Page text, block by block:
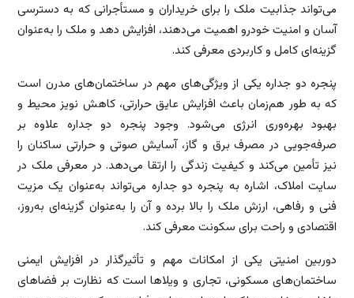
می‌تواند جذابیت ملک را برای خریداران و مستأجرانی که به دسترسی
آسان و امنیت خودرو اهمیت می‌دهند، افزایش دهد و ملک را به‌عنوان
گزینه‌ای کامل و کاربردی معرفی کند.
پنجره دو جداره یکی از ویژگی‌های مهم در ساختمان‌های مدرن است
که به طور هم‌زمان باعث افزایش عایق حرارتی، کاهش نویز محیط و
بهبود بهره‌وری انرژی می‌شود. وجود پنجره دو جداره علاوه بر
صرفه‌جویی در مصرف برق و گاز، آسایش صوتی و حرارتی ساکنان را
نیز تأمین می‌کند و کیفیت زندگی را ارتقا می‌دهد. در معرفی ملک در
سایت املاک، اشاره به پنجره دو جداره می‌تواند به‌عنوان یک مزیت
فنی و رفاهی، ارزش ملک را بالا برده و آن را به‌عنوان گزینه‌ای به‌روز،
اقتصادی و راحت برای سکونت معرفی کند.
دوربین امنیتی یکی از امکانات مهم و تأثیرگذار در افزایش ایمنی
ساختمان‌های مسکونی، تجاری و ویلاها است که نظارت بر فضاهای